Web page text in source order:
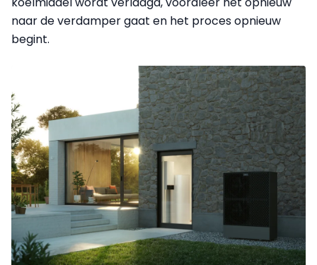
naar de verdamper gaat en het proces opnieuw
begint.